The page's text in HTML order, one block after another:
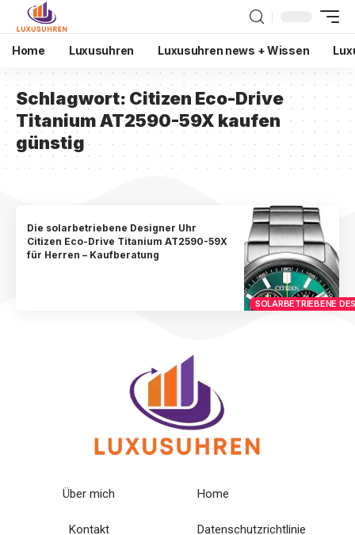
Home Luxusuhren Luxusuhren news + Wissen
Schlagwort: Citizen Eco-Drive
Titanium AT2590-59X kaufen
günstig
SOLARBETRIEBENE
Die solarbetriebene Designer Uhr
Citizen Eco-Drive Titanium AT2590-59X
für Herren – Kaufberatung
Über mich
Kontakt
Home
Datenschutzrichtlinie